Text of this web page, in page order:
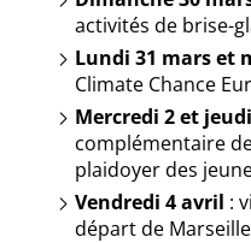
activités de brise-
Lundi 31 mars et
Climate Chance
Mercredi 2 et
complémentaire
plaidoyer des
Vendredi 4 avril :
départ de